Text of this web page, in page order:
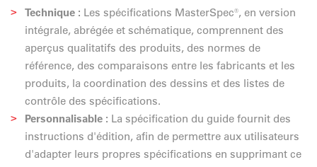
Technique : Les spécifications MasterSpec®, en version
intégrale, abrégée et schématique, comprennent des
aperçus qualitatifs des produits, des normes de
référence, des comparaisons entre les fabricants et les
produits, la coordination des dessins et des listes de
contrôle des spécifications.
Personnalisable : La spécification du guide fournit des
instructions d'édition, afin de permettre aux utilisateurs
d'adapter leurs propres spécifications en supprimant ce